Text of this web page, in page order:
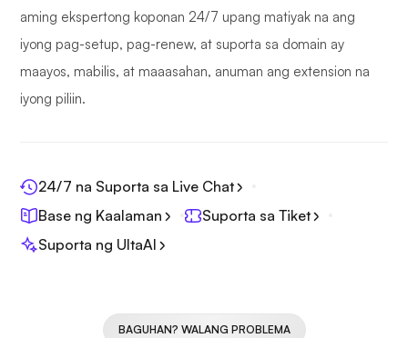
aming ekspertong koponan 24/7 upang matiyak na ang
iyong pag-setup, pag-renew, at suporta sa domain ay
maayos, mabilis, at maaasahan, anuman ang extension na
iyong piliin.
24/7 na Suporta sa Live Chat
Base ng Kaalaman
Suporta sa Tiket
Suporta ng UltaAI
BAGUHAN? WALANG PROBLEMA